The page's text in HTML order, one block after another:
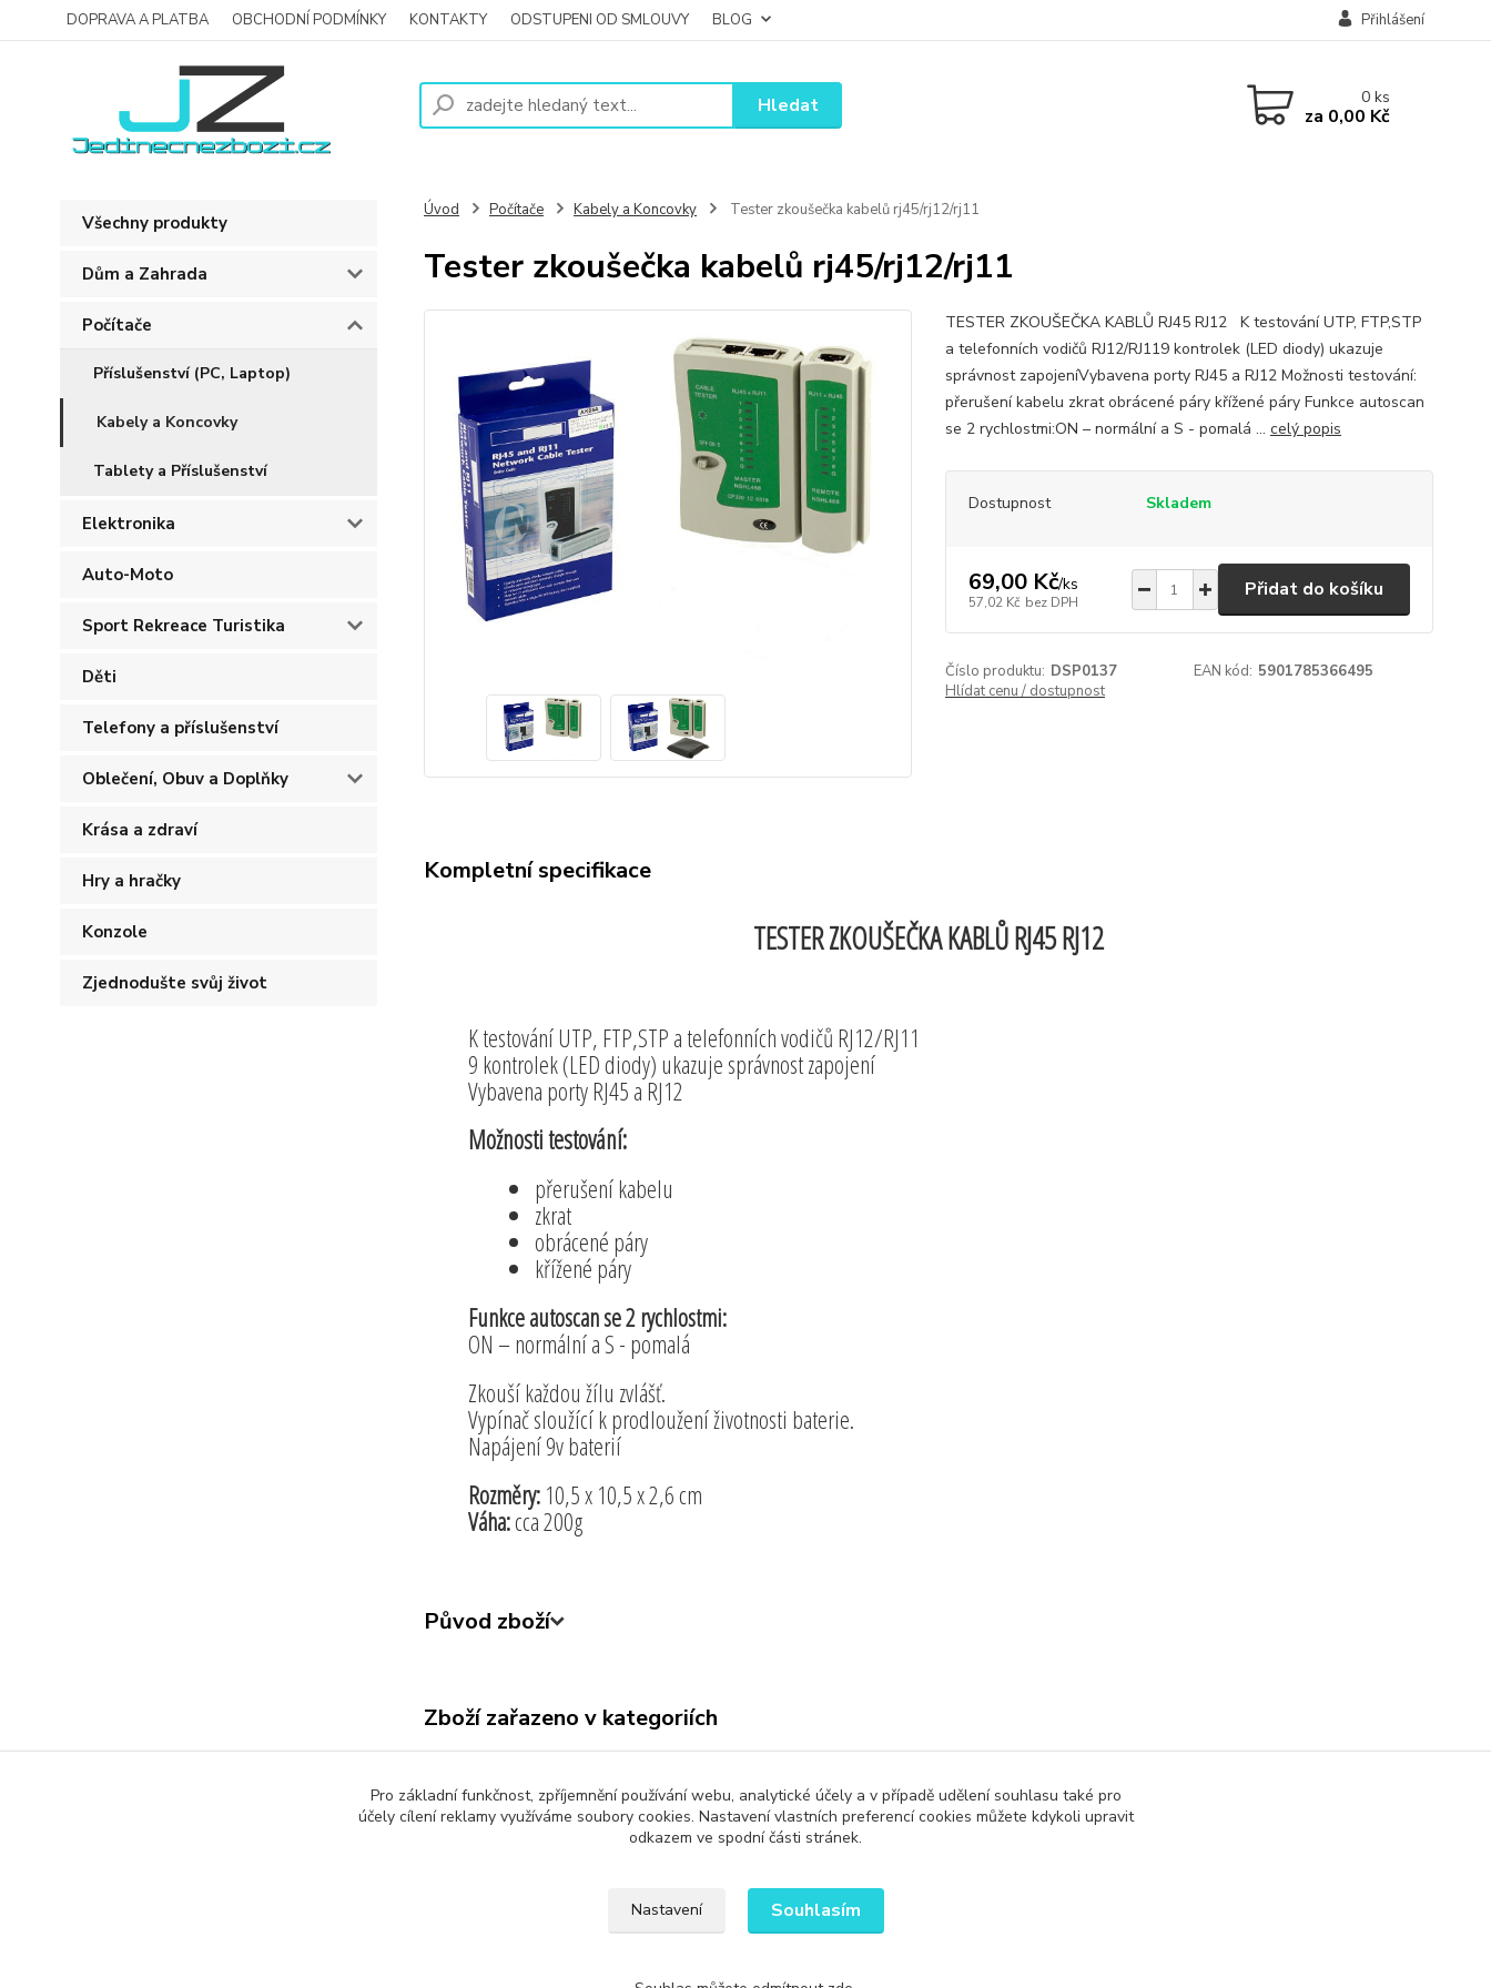
DOPRAVA A PLATBA OBCHODNÍ PODMÍNKY KONTAKTY ODSTUPENI OD SMLOUVY BLOG Přihlášení
Hledat 0ks
za 0,00 Kč
Všechny produkty
Dům a Zahrada
Počítače
Příslušenství (PC, Laptop)
Kabely a Koncovky
Tablety a Příslušenství
Elektronika
Auto-Moto
Sport Rekreace Turistika
Děti
Telefony a příslušenství
Oblečení, Obuv a Doplňky
Krása a zdraví
Hry a hračky
Konzole
Zjednodušte svůj život
Úvod Počítače Kabely a Koncovky Tester zkoušečka kabelů rj45/rj12/rj11
Tester zkoušečka kabelů rj45/rj12/rj11
TESTER ZKOUŠEČKA KABLŮ RJ45 RJ12 K testování UTP, FTP,STP
a telefonních vodičů RJ12/RJ119 kontrolek (LED diody) ukazuje
správnost zapojeníVybavena porty RJ45 a RJ12 Možnosti testování:
přerušení kabelu zkrat obrácené páry křížené páry Funkce autoscan
se 2 rychlostmi:ON – normální a S - pomalá ... celý popis
Dostupnost Skladem
69,00 Kč/ks
57,02 Kč bez DPH
Přidat do košíku
Číslo produktu: DSP0137 EAN kód: 5901785366495
Hlídat cenu / dostupnost
Kompletní specifikace
TESTER ZKOUŠEČKA KABLŮ RJ45 RJ12
K testování UTP, FTP,STP a telefonních vodičů RJ12/RJ11
9 kontrolek (LED diody) ukazuje správnost zapojení
Vybavena porty RJ45 a RJ12
Možnosti testování:
přerušení kabelu
zkrat
obrácené páry
křížené páry
Funkce autoscan se 2 rychlostmi:
ON – normální a S - pomalá
Zkouší každou žílu zvlášť.
Vypínač sloužící k prodloužení životnosti baterie.
Napájení 9v baterií
Rozměry:10,5 x 10,5 x 2,6 cm
Váha:cca 200g
Původ zboží
Zboží zařazeno v kategoriích
Upravit sběr cookies.
Pro základní funkčnost, zpříjemnění používání webu, analytické účely a v případě udělení souhlasu také pro
účely cílení reklamy využíváme soubory cookies. Nastavení vlastních preferencí cookies můžete kdykoli upravit
odkazem ve spodní části stránek.
Nastavení Souhlasím